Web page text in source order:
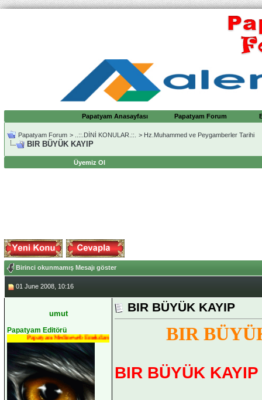
Papatyam Anasayfası Papatyam Forum
Papatyam Forum > ..::.DİNİ KONULAR.::. > Hz.Muhammed ve Peygamberler Tarihi
BIR BÜYÜK KAYIP
Üyemiz Ol
Birinci okunmamış Mesajı göster
01 June 2008, 10:16
umut
Papatyam Editörü
Papatyam Medineweb Emekdarı
BIR BÜYÜK KAYIP
BIR
BIR BÜYÜK KAYIP